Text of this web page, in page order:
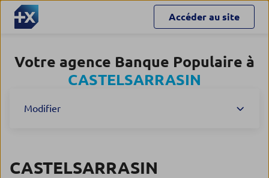
Accéder au site
Votre agence Banque Populaire à
CASTELSARRASIN
Modifier
CASTELSARRASIN